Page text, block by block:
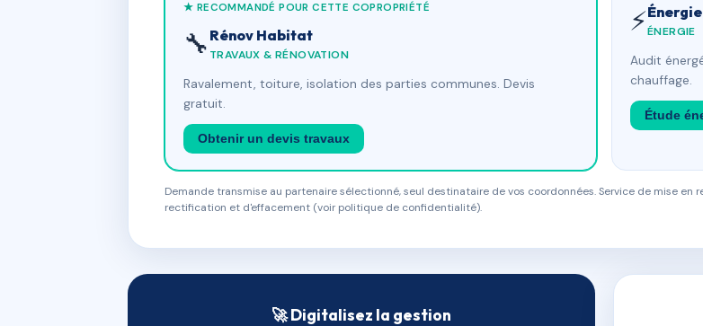
★ RECOMMANDÉ POUR CETTE COPROPRIÉTÉ
🔧 Rénov Habitat
TRAVAUX & RÉNOVATION
Ravalement, toiture, isolation des parties communes. Devis
gratuit.
Obtenir un devis travaux
⚡ÉNERGIE
Audit
chauffage.
Étude
Demande transmise au partenaire sélectionné, seul destinataire de vos coordonnées. Service de mise
rectification et d'effacement (voir politique de confidentialité).
🚀 Digitalisez la gestion